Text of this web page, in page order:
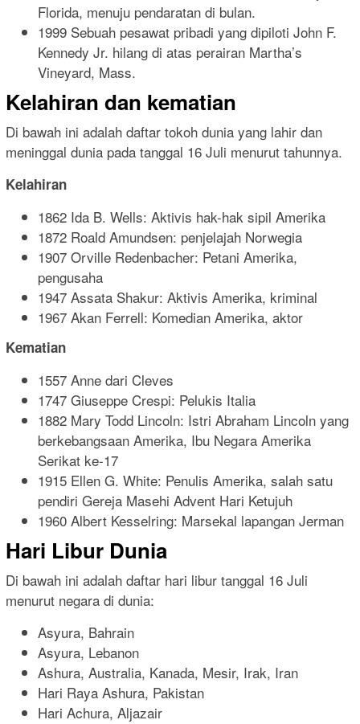
Florida, menuju pendaratan di bulan.
1999 Sebuah pesawat pribadi yang dipiloti John F.
Kennedy Jr. hilang di atas perairan Martha’s
Vineyard, Mass.
Kelahiran dan kematian
Di bawah ini adalah daftar tokoh dunia yang lahir dan
meninggal dunia pada tanggal 16 Juli menurut tahunnya.
Kelahiran
1862 Ida B. Wells: Aktivis hak-hak sipil Amerika
1872 Roald Amundsen: penjelajah Norwegia
1907 Orville Redenbacher: Petani Amerika,
pengusaha
1947 Assata Shakur: Aktivis Amerika, kriminal
1967 Akan Ferrell: Komedian Amerika, aktor
Kematian
1557 Anne dari Cleves
1747 Giuseppe Crespi: Pelukis Italia
1882 Mary Todd Lincoln: Istri Abraham Lincoln yang
berkebangsaan Amerika, Ibu Negara Amerika
Serikat ke-17
1915 Ellen G. White: Penulis Amerika, salah satu
pendiri Gereja Masehi Advent Hari Ketujuh
1960 Albert Kesselring: Marsekal lapangan Jerman
Hari Libur Dunia
Di bawah ini adalah daftar hari libur tanggal 16 Juli
menurut negara di dunia:
Asyura, Bahrain
Asyura, Lebanon
Ashura, Australia, Kanada, Mesir, Irak, Iran
Hari Raya Ashura, Pakistan
Hari Achura, Aljazair